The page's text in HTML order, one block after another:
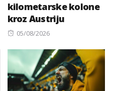
kilometarske kolone
kroz Austriju
Posted
05/08/2026